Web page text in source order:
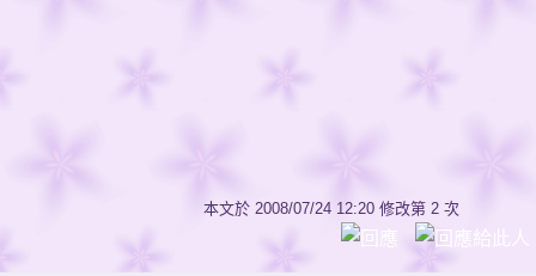
本文於 2008/07/24 12:20 修改第 2 次